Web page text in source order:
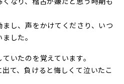
し、声をかけてくださり、いつ
した。
いたのを覚えています。
て、負けると悔しくて泣いたこ